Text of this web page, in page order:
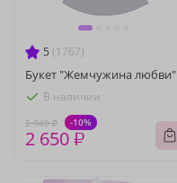
5 (1767)
Букет "Жемчужина любви"
В наличии
2 940 ₽ -10%
2 650 ₽